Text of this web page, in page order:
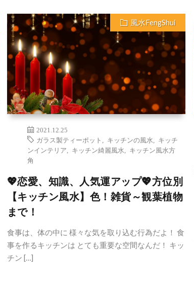
風水FengShui
2021.12.25
ガラス製ティーポット
キッチンの風水
キッチ
ンインテリア
キッチン綺麗風水
キッチン風水方
角
💖恋愛、知識、人気運アップ💖方位別
【キッチン風水】色！雑貨～観葉植物
まで！
食事は、体の中に 様々な気を取り込む行為だよ！ 食
事を作るキッチンは とても重要な空間なんだ！ キッ
チン […]